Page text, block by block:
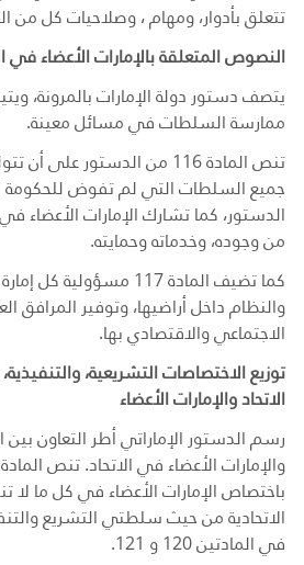
تتعلق بأدوار، ومهام ، وصلاحيات كل من
النصوص المتعلقة بالإمارات الأعضاء في
يتصف دستور دولة الإمارات بالمرونة،
ممارسة السلطات في مسائل معينة.
تنص المادة 116 من الدستور على
جميع السلطات التي لم تفوض للحكومة
الدستور، كما تشارك الإمارات الأعضاء في
من وجوده، وخدماته وحمايته.
كما تضيف المادة 117
والنظام داخل أراضيها، وتوفير المرافق
الاجتماعي والاقتصادي بها.
توزيع الاختصاصات التشريعية،
الاتحاد والإمارات الأعضاء
رسم الدستور الإماراتي أطر التعاون بين
باختصاص الإمارات الأعضاء في كل ما لا
الاتحادية من حيث سلطتي التشريع
في المادتين 120 و 121.